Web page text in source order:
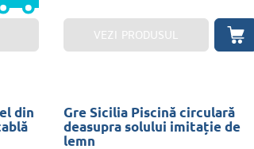
VEZI PRODUSUL
din
Gre Sicilia Piscină circulară
deasupra solului imitație de
lemn